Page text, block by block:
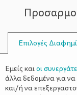
Επιλογές
Εμείς καιοι
άλλα δεδομένα για
και/ή να